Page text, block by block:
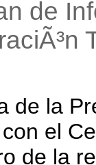
de
de la
el
de la